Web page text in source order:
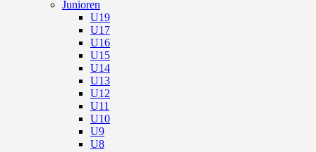
Junioren
U19
U17
U16
U15
U14
U13
U12
U11
U10
U9
U8